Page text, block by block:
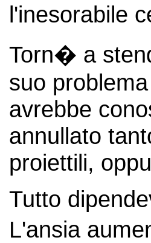
l'inesorabile
Torn� a
suo
avrebbe
annullato
proiettili,
Tutto
L'ansia